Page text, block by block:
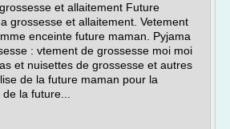
et allaitement Future
grossesse et allaitement. Vetement
enceinte future maman. Pyjama
: vtement de grossesse moi moi
et nuisettes de grossesse et autres
de la future maman pour la
la future...